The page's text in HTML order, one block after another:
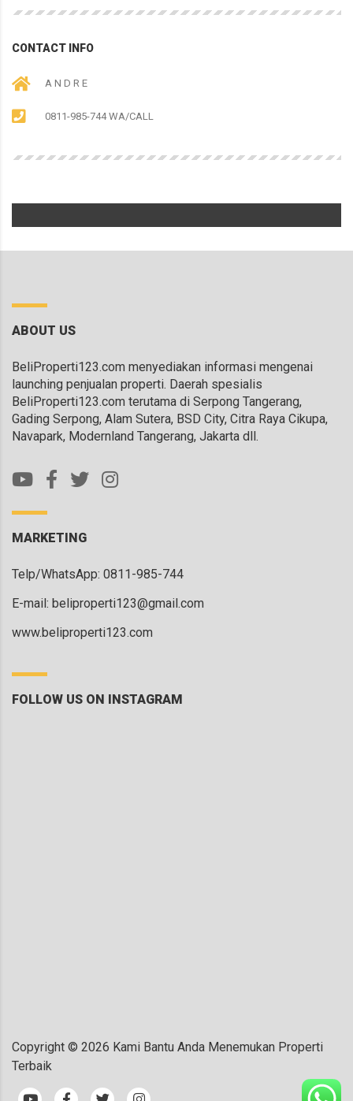
CONTACT INFO
A N D R E
0811-985-744 WA/CALL
ABOUT US
BeliProperti123.com menyediakan informasi mengenai
launching penjualan properti. Daerah spesialis
BeliProperti123.com terutama di Serpong Tangerang,
Gading Serpong, Alam Sutera, BSD City, Citra Raya Cikupa,
Navapark, Modernland Tangerang, Jakarta dll.
MARKETING
Telp/WhatsApp: 0811-985-744
E-mail: beliproperti123@gmail.com
www.beliproperti123.com
FOLLOW US ON INSTAGRAM
Copyright © 2026 Kami Bantu Anda Menemukan Properti
Terbaik